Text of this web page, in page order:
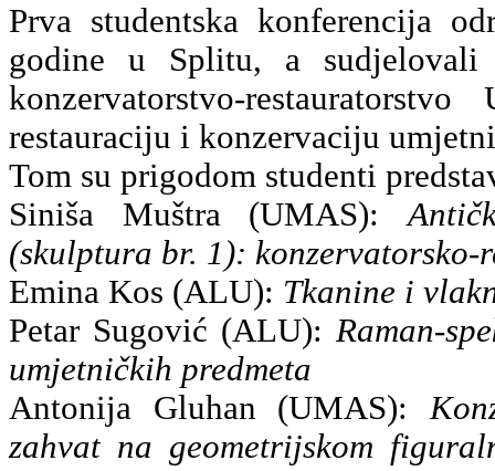
Prva studentska konferencija
godine u Splitu, a sudjelovali
konzervatorstvo-
restauraciju i konzervaciju
Tom su prigodom studenti
Siniša Muštra (UMAS):
(skulptura br. 1): konzervatorsko-
Emina Kos (ALU): Tkanine i
Petar Sugović (ALU): Raman-
umjetničkih predmeta
Antonija Gluhan (UMAS):
zahvat na geometrijskom